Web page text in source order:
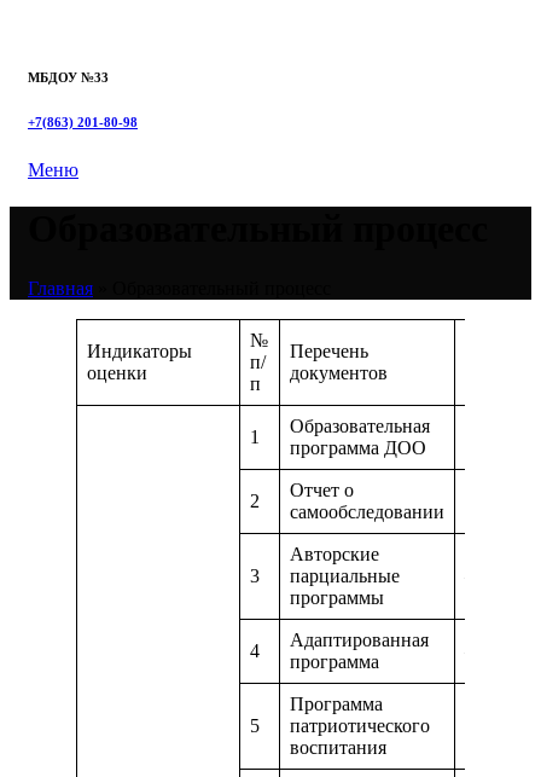
МБДОУ №33
+7(863) 201-80-98
Меню
Главная
Индикаторы
оценки
№
п/
п
Перечень
документов
1
Образовательная
программа ДОО
2
Отчет о
самообследовании
3
Авторские
парциальные
программы
4
Адаптированная
программа
5
Программа
патриотического
воспитания